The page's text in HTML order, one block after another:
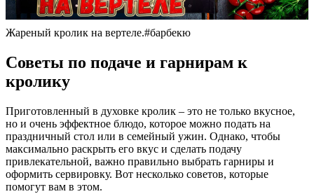
Жареный кролик на вертеле.#барбекю
Советы по подаче и гарнирам к
кролику
Приготовленный в духовке кролик – это не только вкусное,
но и очень эффектное блюдо, которое можно подать на
праздничный стол или в семейный ужин. Однако, чтобы
максимально раскрыть его вкус и сделать подачу
привлекательной, важно правильно выбрать гарниры и
оформить сервировку. Вот несколько советов, которые
помогут вам в этом.